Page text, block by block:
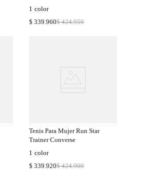
1 color
$ 424.950
$ 339.960
Tenis Para Mujer Run Star
Trainer Converse
1 color
$ 424.900
$ 339.920